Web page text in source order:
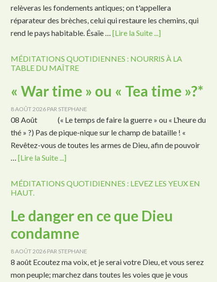
relèveras les fondements antiques; on t'appellera
réparateur des brèches, celui qui restaure les chemins, qui
rend le pays habitable. Ésaïe …[Lire la Suite ...]
MÉDITATIONS QUOTIDIENNES : NOURRIS À LA
TABLE DU MAÎTRE
« War time » ou « Tea time »?*
8 AOÛT 2026 PAR STEPHANE
08 Août (« Le temps de faire la guerre » ou « L’heure du
thé » ?) Pas de pique-nique sur le champ de bataille ! «
Revêtez-vous de toutes les armes de Dieu, afin de pouvoir
…[Lire la Suite ...]
MÉDITATIONS QUOTIDIENNES : LEVEZ LES YEUX EN
HAUT.
Le danger en ce que Dieu
condamne
8 AOÛT 2026 PAR STEPHANE
8 août Ecoutez ma voix, et je serai votre Dieu, et vous serez
mon peuple; marchez dans toutes les voies que je vous